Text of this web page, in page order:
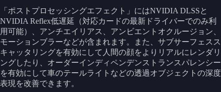
「ポストプロセッシングエフェクト」にはNVIDIA DLSSと
NVIDIA Reflex低遅延（対応カードの最新ドライバーでのみ利
用可能）、アンチエイリアス、アンビエントオクルージョン、
モーションブラーなどが含まれます。また、サブサーフェスス
キャッタリングを有効にして人間の顔をよりリアルにレンダリ
ングしたり、オーダーインディペンデンストランスパレンシー
を有効にして車のテールライトなどの透過オブジェクトの深度
表現を改善できます。